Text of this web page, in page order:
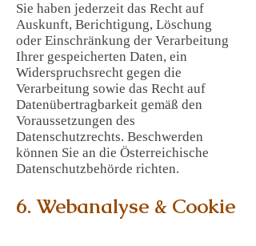
Sie haben jederzeit das Recht auf
Auskunft, Berichtigung, Löschung
oder Einschränkung der Verarbeitung
Ihrer gespeicherten Daten, ein
Widerspruchsrecht gegen die
Verarbeitung sowie das Recht auf
Datenübertragbarkeit gemäß den
Voraussetzungen des
Datenschutzrechts. Beschwerden
können Sie an die Österreichische
Datenschutzbehörde richten.
6. Webanalyse & Cookie